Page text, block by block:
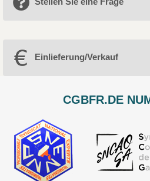
Einlieferung/Verkauf
CGBFR.DE